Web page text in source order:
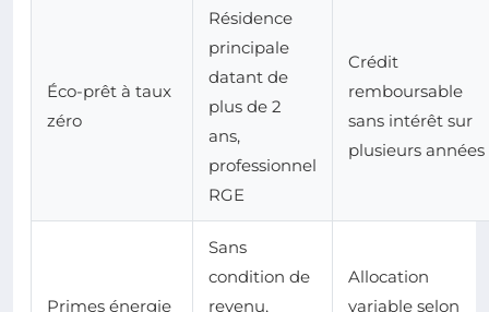
Éco-prêt à taux
zéro
Résidence
principale
datant de
plus de 2
ans,
professionnel
RGE
Crédit
remboursable
sans intérêt sur
plusieurs années
Primes énergie
Sans
condition de
revenu,
Allocation
variable selon